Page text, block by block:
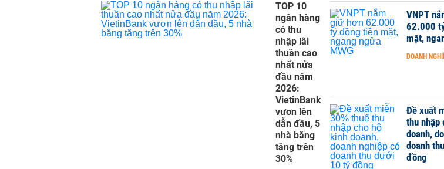
TOP 10
ngân hàng
có thu
nhập lãi
thuần cao
nhất nửa
đầu năm
2026:
VietinBank
vươn lên
dẫn đầu, 5
nhà băng
tăng trên
30%
VNPT
62.000
mặt,
DOANH
Đề xuất
thu nhập
doanh,
doanh
đồng